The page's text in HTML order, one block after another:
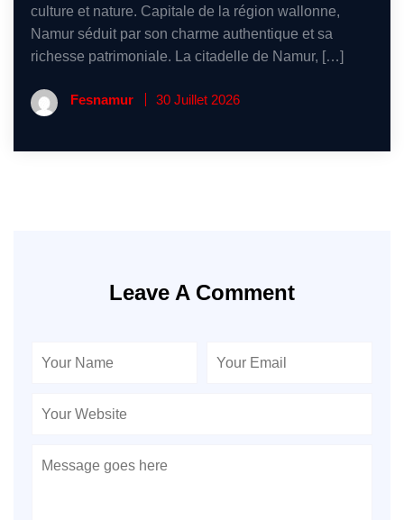
culture et nature. Capitale de la région wallonne,
Namur séduit par son charme authentique et sa
richesse patrimoniale. La citadelle de Namur, […]
Fesnamur 30 Juillet 2026
Leave A Comment